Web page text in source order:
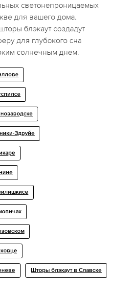
светонепроницаемых
для вашего дома.
блэкаут создадут
для глубокого сна
солнечным днем.
Здруйе
Шторы блэкаут в Славске